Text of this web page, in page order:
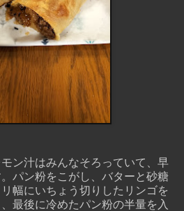
ン汁はみんなそろっていて、早
パン粉をこがし、バターと砂糖
幅にいちょう切りしたリンゴを
最後に冷めたパン粉の半量を入